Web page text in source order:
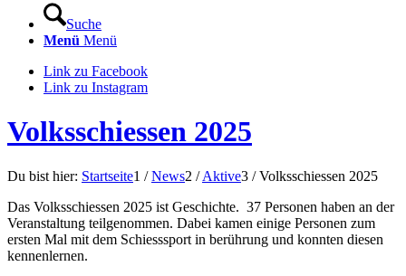
Suche
Menü Menü
Link zu Facebook
Link zu Instagram
Volksschiessen 2025
Du bist hier: Startseite1 / News2 / Aktive3 / Volksschiessen 2025
Das Volksschiessen 2025 ist Geschichte. 37 Personen haben an der
Veranstaltung teilgenommen. Dabei kamen einige Personen zum
ersten Mal mit dem Schiesssport in berührung und konnten diesen
kennenlernen.